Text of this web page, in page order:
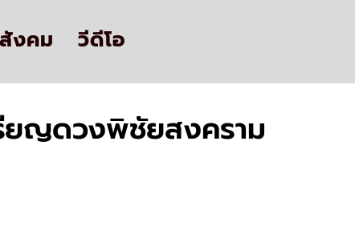
สังคม วีดีโอ
ยญดวงพิชัยสงคราม